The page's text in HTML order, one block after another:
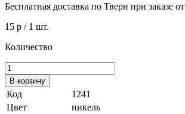
Бесплатная доставка по Твери при заказе от
15 р / 1 шт.
Количество
В корзину
Код
1241
Цвет
никель